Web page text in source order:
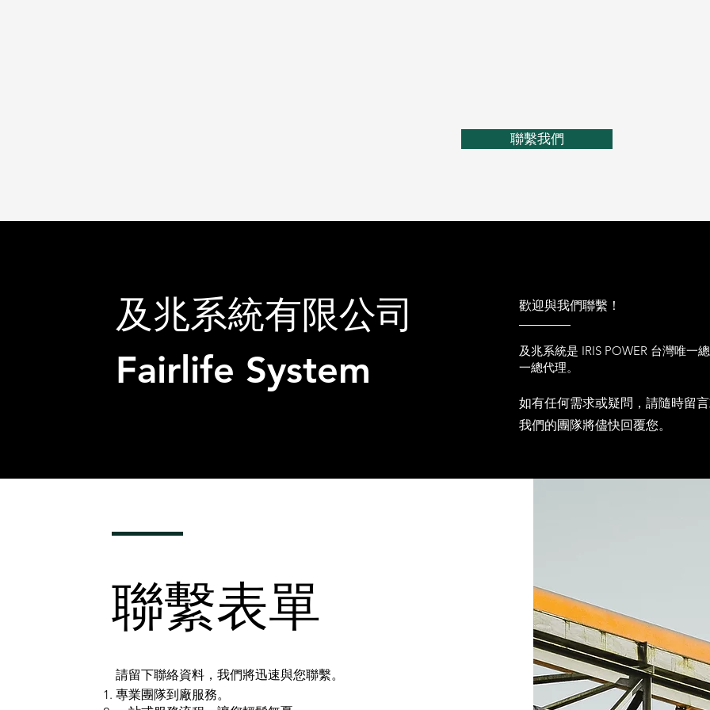
聯繫我們
及兆系統有限公司​
Fairlife System
歡迎與我們聯繫！
及兆系統是 IRIS POWER 台灣唯一
一總代理。
如有任何需求或疑問，請隨時留
我們的團隊將儘快回覆您。
​聯繫表單
請留下聯絡資料，我們將迅速與您聯繫。​​
專業團隊到廠服務。